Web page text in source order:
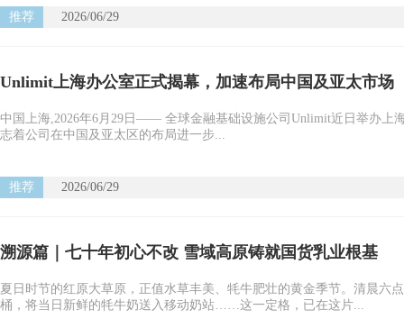
推荐 2026/06/29
Unlimit上海办公室正式揭幕，加速布局中国及亚太市场
中国上海,2026年6月29日—— 全球金融基础设施公司Unlimit近日举办上
志着公司在中国及亚太区的布局进一步...
推荐 2026/06/29
溯源篇｜七十年初心不改 雪域高原铸就国货乳业根基
夏日时节的红原大草原，正值水草丰美、牦牛肥壮的黄金季节。清晨六
桶，将当日新鲜的牦牛奶送入移动奶站……这一定格，已在这片...